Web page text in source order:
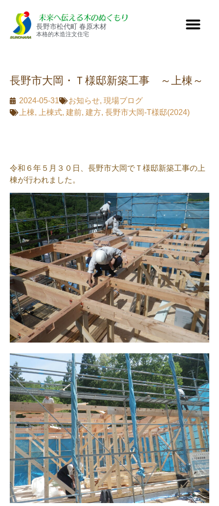
長野市松代町 春原木材
本格的木造注文住宅
長野市大岡・Ｔ様邸新築工事 ～上棟～
2024-05-31 お知らせ, 現場ブログ
上棟, 上棟式, 建前, 建方, 長野市大岡-T様邸(2024)
令和６年５月３０日、長野市大岡でＴ様邸新築工事の上
棟が行われました。